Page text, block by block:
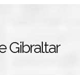
Gibraltar